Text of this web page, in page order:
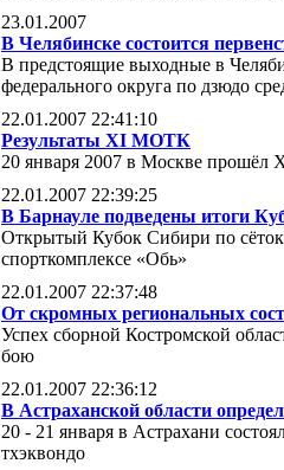
23.01.2007
В Челябинске состоится
В предстоящие выходные в
федерального округа по дзюдо
22.01.2007 22:41:10
Результаты XI МОТК
20 января 2007 в Москве
22.01.2007 22:39:25
В Барнауле подведены итоги
Открытый Кубок Сибири по
спорткомплексе «Обь»
22.01.2007 22:37:48
От скромных региональных
Успех сборной Костромской
бою
22.01.2007 22:36:12
В Астраханской области
20 - 21 января в Астрахани
тхэквондо